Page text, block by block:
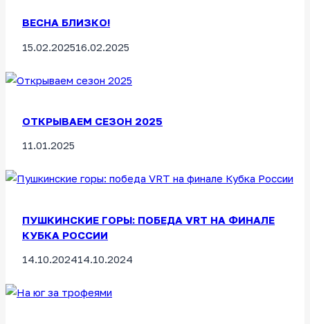
ВЕСНА БЛИЗКО!
15.02.202516.02.2025
ОТКРЫВАЕМ СЕЗОН 2025
11.01.2025
ПУШКИНСКИЕ ГОРЫ: ПОБЕДА VRT НА ФИНАЛЕ
КУБКА РОССИИ
14.10.202414.10.2024